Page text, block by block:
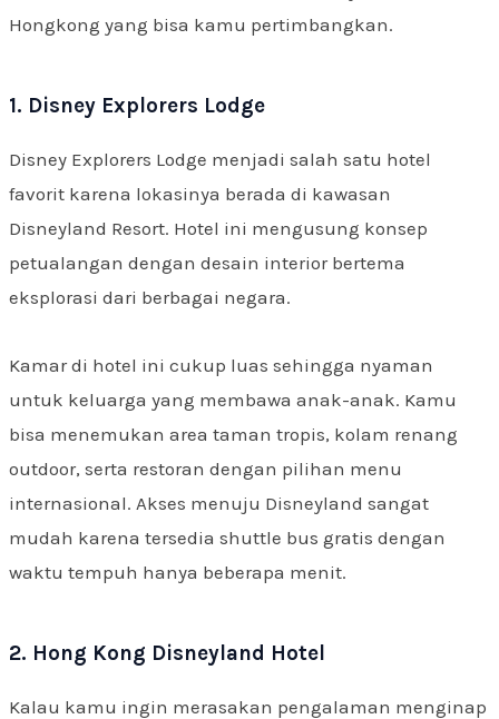
Hongkong yang bisa kamu pertimbangkan.
1. Disney Explorers Lodge
Disney Explorers Lodge menjadi salah satu hotel
favorit karena lokasinya berada di kawasan
Disneyland Resort. Hotel ini mengusung konsep
petualangan dengan desain interior bertema
eksplorasi dari berbagai negara.
Kamar di hotel ini cukup luas sehingga nyaman
untuk keluarga yang membawa anak-anak. Kamu
bisa menemukan area taman tropis, kolam renang
outdoor, serta restoran dengan pilihan menu
internasional. Akses menuju Disneyland sangat
mudah karena tersedia shuttle bus gratis dengan
waktu tempuh hanya beberapa menit.
2. Hong Kong Disneyland Hotel
Kalau kamu ingin merasakan pengalaman menginap